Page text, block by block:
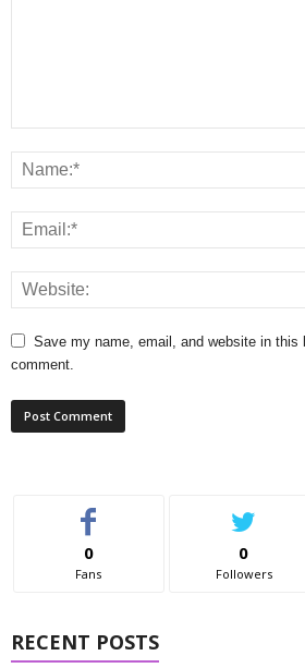
Save my name, email, and website in this
comment.
0
Fans
0
Followers
RECENT POSTS